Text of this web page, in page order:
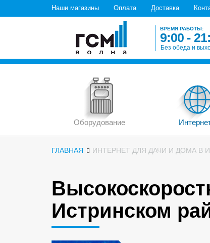
Наши магазины Оплата Доставка
ВРЕМЯ РАБОТЫ:
9:00 -
Без обеда и
Оборудование
ГЛАВНАЯ ИНТЕРНЕТ ДЛЯ ДАЧИ И ДОМА В
Истринском